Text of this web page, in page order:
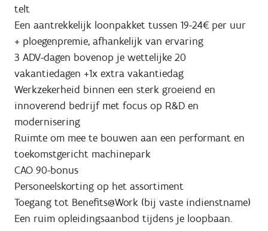
telt
Een aantrekkelijk loonpakket tussen 19-24€ per uur
+ ploegenpremie, afhankelijk van ervaring
3 ADV-dagen bovenop je wettelijke 20
vakantiedagen +1x extra vakantiedag
Werkzekerheid binnen een sterk groeiend en
innoverend bedrijf met focus op R&D en
modernisering
Ruimte om mee te bouwen aan een performant en
toekomstgericht machinepark
CAO 90-bonus
Personeelskorting op het assortiment
Toegang tot Benefits@Work (bij vaste indienstname)
Een ruim opleidingsaanbod tijdens je loopbaan.